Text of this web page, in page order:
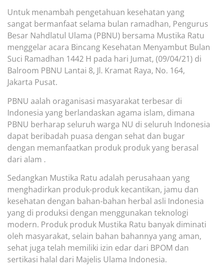
Untuk menambah pengetahuan kesehatan yang
sangat bermanfaat selama bulan ramadhan, Pengurus
Besar Nahdlatul Ulama (PBNU) bersama Mustika Ratu
menggelar acara Bincang Kesehatan Menyambut Bulan
Suci Ramadhan 1442 H pada hari Jumat, (09/04/21) di
Balroom PBNU Lantai 8, Jl. Kramat Raya, No. 164,
Jakarta Pusat.
PBNU aalah oraganisasi masyarakat terbesar di
Indonesia yang berlandaskan agama islam, dimana
PBNU berharap seluruh warga NU di seluruh Indonesia
dapat beribadah puasa dengan sehat dan bugar
dengan memanfaatkan produk produk yang berasal
dari alam .
Sedangkan Mustika Ratu adalah perusahaan yang
menghadirkan produk-produk kecantikan, jamu dan
kesehatan dengan bahan-bahan herbal asli Indonesia
yang di produksi dengan menggunakan teknologi
modern. Produk produk Mustika Ratu banyak diminati
oleh masyarakat, selain bahan bahannya yang aman,
sehat juga telah memiliki izin edar dari BPOM dan
sertikasi halal dari Majelis Ulama Indonesia.